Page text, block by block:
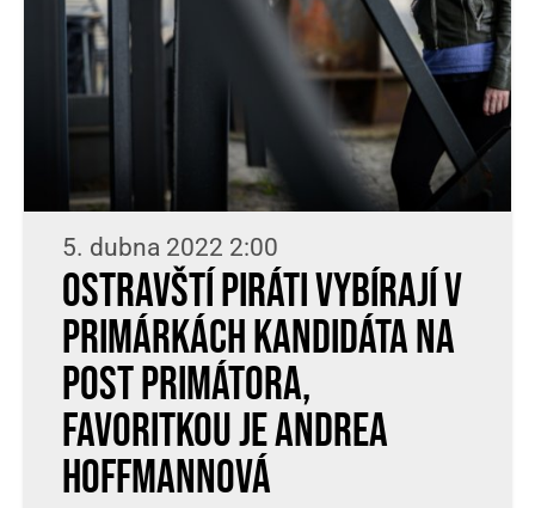
5. dubna 2022 2:00
Ostravští Piráti vybírají v
primárkách kandidáta na
post primátora,
favoritkou je Andrea
Hoffmannová